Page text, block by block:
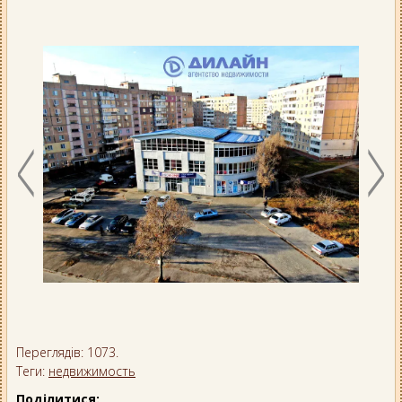
Переглядів: 1073.
Теги: недвижимость
Поділитися: